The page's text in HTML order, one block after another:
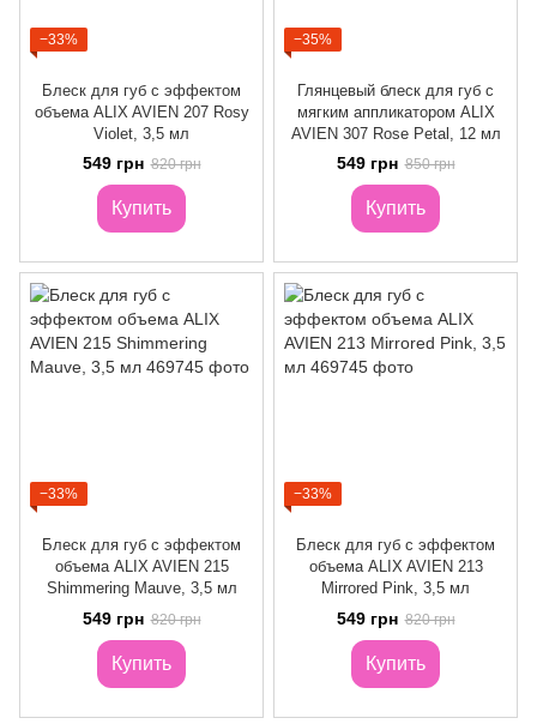
−33%
Блеск для губ с эффектом
объема ALIX AVIEN 207 Rosy
Violet, 3,5 мл
549 грн 820 грн
Купить
−35%
Глянцевый блеск для губ с
мягким аппликатором ALIX
AVIEN 307 Rose Petal, 12 мл
549 грн 850 грн
Купить
−33%
Блеск для губ с эффектом
объема ALIX AVIEN 215
Shimmering Mauve, 3,5 мл
549 грн 820 грн
Купить
−33%
Блеск для губ с эффектом
объема ALIX AVIEN 213
Mirrored Pink, 3,5 мл
549 грн 820 грн
Купить